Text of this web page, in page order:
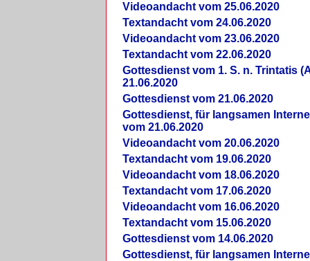
Videoandacht vom 25.06.2020
Textandacht vom 24.06.2020
Videoandacht vom 23.06.2020
Textandacht vom 22.06.2020
Gottesdienst vom 1. S. n. Trintatis
21.06.2020
Gottesdienst vom 21.06.2020
Gottesdienst, für langsamen
vom 21.06.2020
Videoandacht vom 20.06.2020
Textandacht vom 19.06.2020
Videoandacht vom 18.06.2020
Textandacht vom 17.06.2020
Videoandacht vom 16.06.2020
Textandacht vom 15.06.2020
Gottesdienst vom 14.06.2020
Gottesdienst, für langsamen